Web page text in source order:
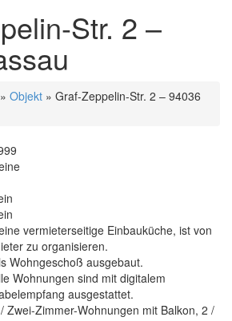
Str. 2 –
» Objekt » Graf-Zeppelin-Str. 2 – 94036
vermieterseitige Einbauküche, ist von
zu organisieren.
Wohngeschoß ausgebaut.
Wohnungen sind mit digitalem
ausgestattet.
Zwei-Zimmer-Wohnungen mit Balkon, 2 /